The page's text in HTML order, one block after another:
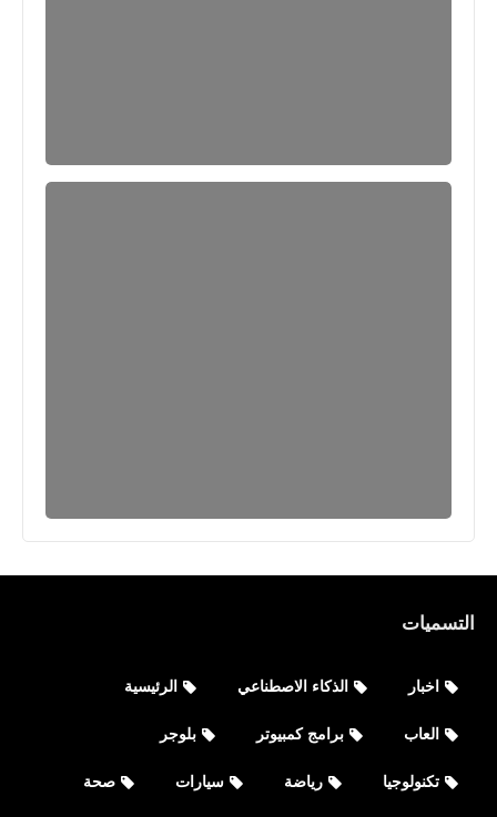
التسميات
اخبار الذكاء الاصطناعي الرئيسية
العاب برامج كمبيوتر بلوجر
تكنولوجيا رياضة سيارات صحة